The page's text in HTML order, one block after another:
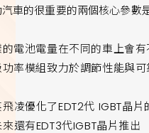
車的很重要的兩個核心參數
的電池電量在不同的車上會
率模組致力於調節性能與
飛凌優化了EDT2代 IGBT晶
還有EDT3代IGBT晶片推出